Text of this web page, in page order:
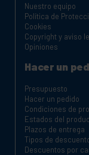
Nuestro equipo
Política de
Cookies
Copyright y aviso
Opiniones
Hacer un
Presupuesto
Hacer un pedido
Condiciones de
Estados del
Plazos de entrega
Tipos de
Descuentos por